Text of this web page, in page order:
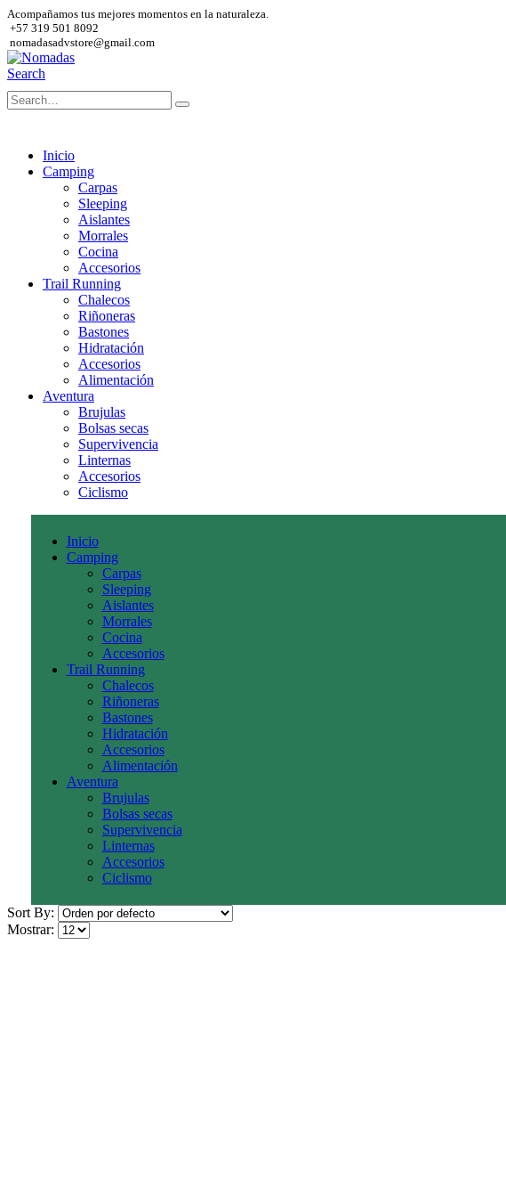
Acompañamos tus mejores momentos en la naturaleza.
+57 319 501 8092
nomadasadvstore@gmail.com
Search
Inicio
Camping
Carpas
Sleeping
Aislantes
Morrales
Cocina
Accesorios
Trail Running
Chalecos
Riñoneras
Bastones
Hidratación
Accesorios
Alimentación
Aventura
Brujulas
Bolsas secas
Supervivencia
Linternas
Accesorios
Ciclismo
Inicio
Camping
Carpas
Sleeping
Aislantes
Morrales
Cocina
Accesorios
Trail Running
Chalecos
Riñoneras
Bastones
Hidratación
Accesorios
Alimentación
Aventura
Brujulas
Bolsas secas
Supervivencia
Linternas
Accesorios
Ciclismo
Sort By:
Mostrar: